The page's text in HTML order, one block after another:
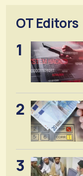
OT Editors
1
2
3